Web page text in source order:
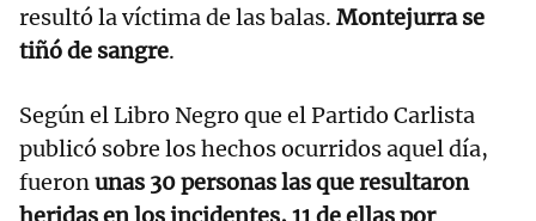
resultó la víctima de las balas. Montejurra se
tiñó de sangre.
Según el Libro Negro que el Partido Carlista
publicó sobre los hechos ocurridos aquel día,
fueronunas 30 personas las que resultaron